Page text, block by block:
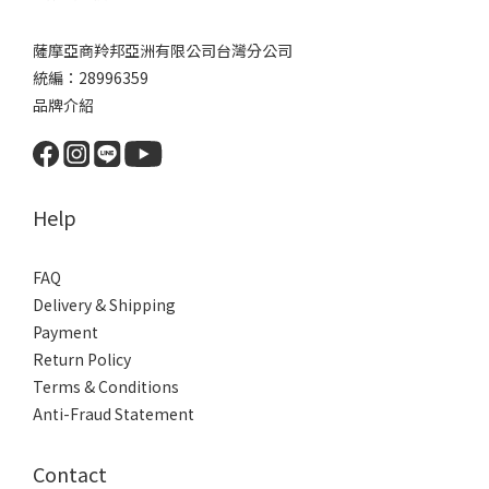
薩摩亞商羚邦亞洲有限公司台灣分公司
統編：28996359
品牌介紹
Help
FAQ
Delivery & Shipping
Payment
Return Policy
Terms & Conditions
Anti-Fraud Statement
Contact